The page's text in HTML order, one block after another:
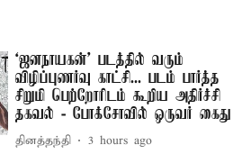
‘ஜனநாயகன்’ படத்தில் வரும்
விழிப்புணர்வு காட்சி... படம் பார்த்த
சிறுமி பெற்றோரிடம் கூறிய அதிர்ச்சி
தகவல் - போக்சோவில் ஒருவர் கைது
தினத்தந்தி 3 hours ago